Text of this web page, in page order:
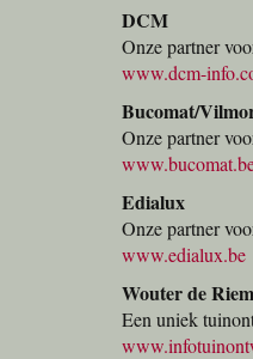
DCM
Onze partner
www.dcm-
Bucomat/
Onze partner
Edialux
Onze partner
www.edialux.be
Wouter de
Een uniek